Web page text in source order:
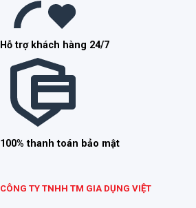
Hỗ trợ khách hàng 24/7
100% thanh toán bảo mật
CÔNG TY TNHH TM GIA DỤNG VIỆT